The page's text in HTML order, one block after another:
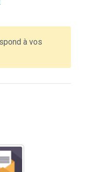
à vos